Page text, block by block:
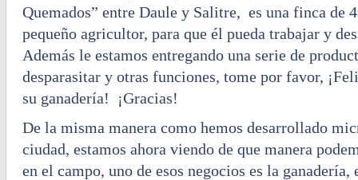
Quemados” entre Daule y Salitre, es una finca de
pequeño agricultor, para que él pueda trabajar y
Además le estamos entregando una serie de
desparasitar y otras funciones, tome por favor,
su ganadería! ¡Gracias!
De la misma manera como hemos desarrollado
ciudad, estamos ahora viendo de que manera
en el campo, uno de esos negocios es la ganadería,